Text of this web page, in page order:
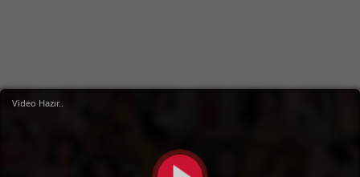
Video Hazır..